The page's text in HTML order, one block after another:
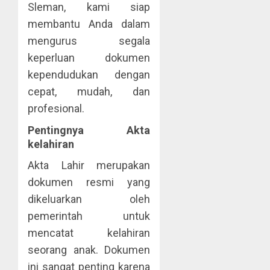
Sleman, kami siap
membantu Anda dalam
mengurus segala
keperluan dokumen
kependudukan dengan
cepat, mudah, dan
profesional.
Pentingnya Akta
kelahiran
Akta Lahir merupakan
dokumen resmi yang
dikeluarkan oleh
pemerintah untuk
mencatat kelahiran
seorang anak. Dokumen
ini sangat penting karena